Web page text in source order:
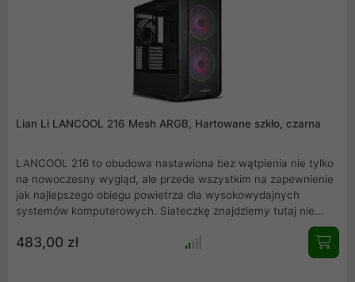
profesjonalnego, gamingowego charakteru!
Lian Li LANCOOL 216 Mesh ARGB, Hartowane szkło, czarna
LANCOOL 216 to obudowa nastawiona bez wątpienia nie tylko
na nowoczesny wygląd, ale przede wszystkim na zapewnienie
jak najlepszego obiegu powietrza dla wysokowydajnych
systemów komputerowych. Siateczkę znajdziemy tutaj nie
bocznym. Możliwość dostosowania konstrukcji pod chłodzenia
powietrzem bądź pod chłodzenia cieczą z wykorzystaniem
483,00 zł